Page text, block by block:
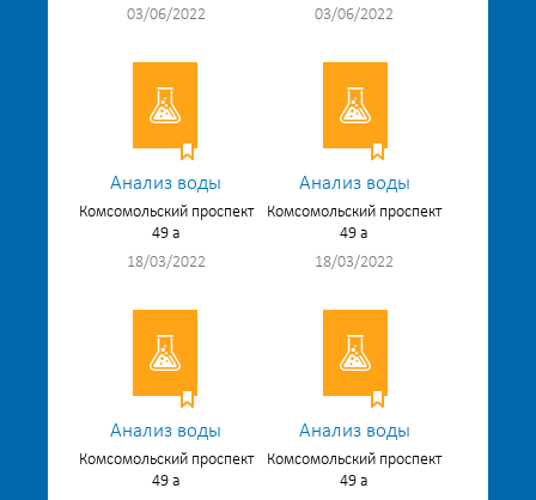
03/06/2022
03/06/2022
Анализ воды
Комсомольский проспект
49 а
18/03/2022
Анализ воды
Комсомольский проспект
49 а
18/03/2022
Анализ воды
Комсомольский проспект
49 а
Анализ воды
Комсомольский проспект
49 а